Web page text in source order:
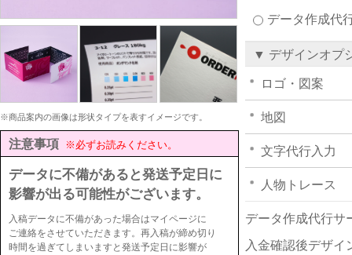
※商品案内の画像は形状タイプを表すイメージです。
注意事項 ※必ずお読みください。
データに不備があると発送予定日に
影響が出る可能性がございます。
入稿データに不備があった場合はマイページに
ご連絡をさせていただきます。再入稿が締め切り
時間を過ぎてしまいますと発送予定日に影響が
データ作成代
▼ デザインオプ
ロゴ・図案
地図
文字代行入力
人物トレース
データ作成代行サ
入金確認後デザイ